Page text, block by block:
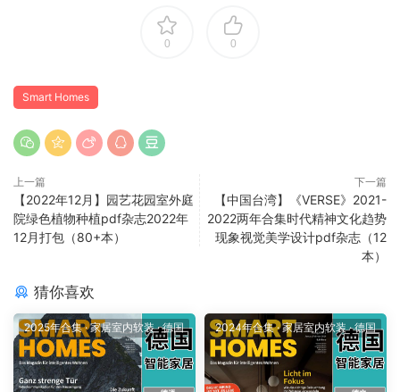
0 0
Smart Homes
上一篇
【2022年12月】园艺花园室外庭
院绿色植物种植pdf杂志2022年
12月打包（80+本）
下一篇
【中国台湾】《VERSE》2021-
2022两年合集时代精神文化趋势
现象视觉美学设计pdf杂志（12
本）
猜你喜欢
2025年合集·家居室内软装·德国 2024年合集·家居室内软装·德国